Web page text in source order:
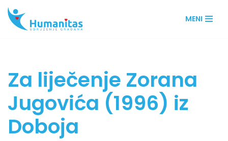
Skip
MENI
Za liječenje Zorana
Jugovića (1996) iz
Doboja